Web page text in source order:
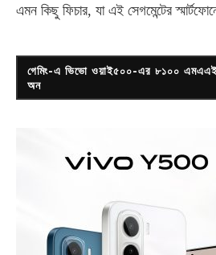
এমন কিছু ফিচার, যা এই সেগমেন্টের
গেমিং-এ ভিভো ওয়াই৫০০-এর ৮১০০
অন